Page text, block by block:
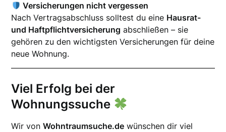
Versicherungen nicht vergessen
Nach Vertragsabschluss solltest du eine Hausrat-
und Haftpflichtversicherung abschließen – sie
gehören zu den wichtigsten Versicherungen für deine
neue Wohnung.
Viel Erfolg bei der
Wohnungssuche
Wir vonWohntraumsuche.de wünschen dir viel